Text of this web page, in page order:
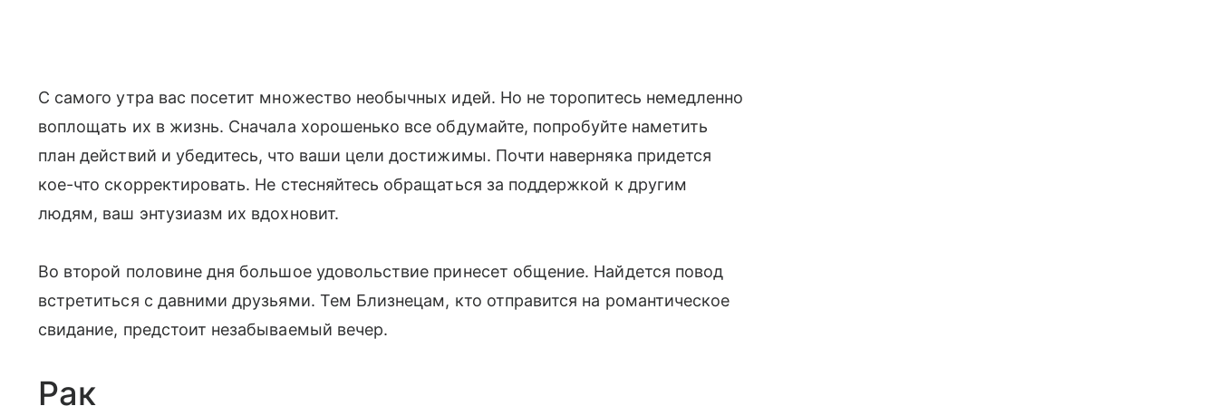
С самого утра вас посетит множество необычных идей. Но не торопитесь немедленно
воплощать их в жизнь. Сначала хорошенько все обдумайте, попробуйте наметить
план действий и убедитесь, что ваши цели достижимы. Почти наверняка придется
кое-что скорректировать. Не стесняйтесь обращаться за поддержкой к другим
людям, ваш энтузиазм их вдохновит.
Во второй половине дня большое удовольствие принесет общение. Найдется повод
встретиться с давними друзьями. Тем Близнецам, кто отправится на романтическое
свидание, предстоит незабываемый вечер.
Рак